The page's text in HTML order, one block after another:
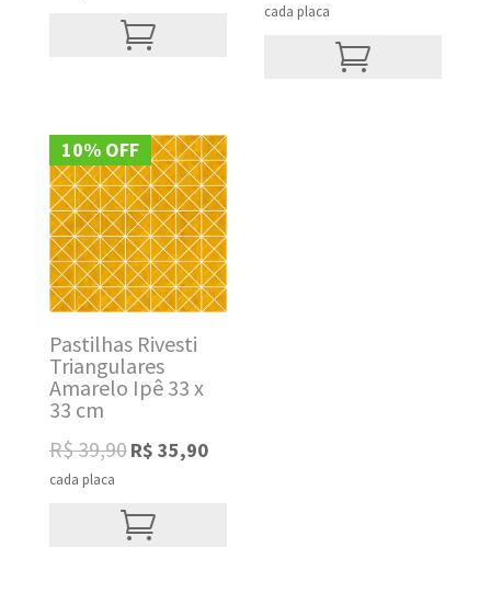
R$ 39,90.
R$ 39,90.
cada placa
10% OFF
Pastilhas Rivesti
Triangulares
Amarelo Ipê 33 x
33 cm
R$39,90 Original
R$ 39,90.
R$ 35,90Current
cada placa